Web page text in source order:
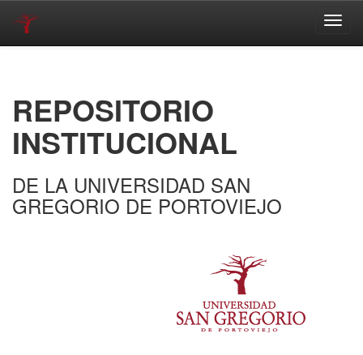
REPOSITORIO
INSTITUCIONAL
DE LA UNIVERSIDAD SAN
GREGORIO DE PORTOVIEJO